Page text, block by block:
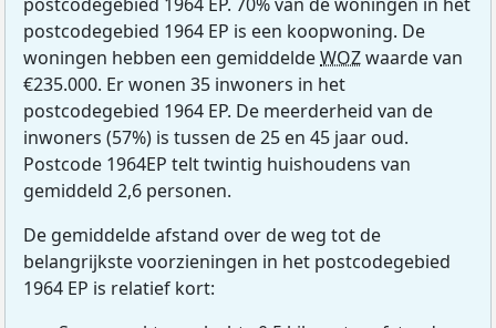
postcodegebied 1964 EP. 70% van de woningen in het
postcodegebied 1964 EP is een koopwoning. De
woningen hebben een gemiddeldeWOZwaarde van
€235.000. Er wonen 35 inwoners in het
postcodegebied 1964 EP. De meerderheid van de
inwoners (57%) is tussen de 25 en 45 jaar oud.
Postcode 1964EP telt twintig huishoudens van
gemiddeld 2,6 personen.
De gemiddelde afstand over de weg tot de
belangrijkste voorzieningen in het postcodegebied
1964 EP is relatief kort: